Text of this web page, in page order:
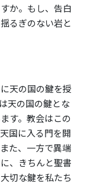
か。もし、告白
るぎのない岩と
天の国の鍵を授
天の国の鍵とな
す。教会はこの
国に入る門を開
た、一方で異端
、きちんと聖書
切な鍵を私たち